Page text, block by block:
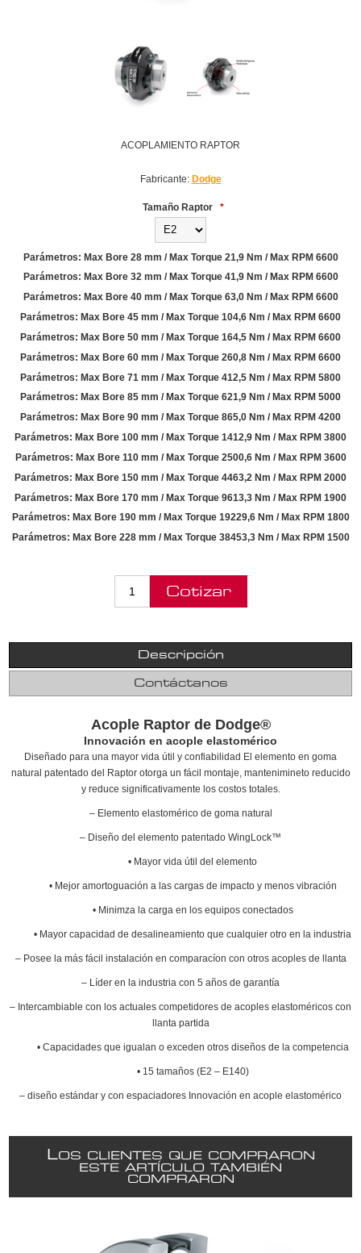
ACOPLAMIENTO RAPTOR
Fabricante: Dodge
Tamaño Raptor *
Parámetros: Max Bore 28 mm / Max Torque 21,9 Nm / Max RPM 6600
Parámetros: Max Bore 32 mm / Max Torque 41,9 Nm / Max RPM 6600
Parámetros: Max Bore 40 mm / Max Torque 63,0 Nm / Max RPM 6600
Parámetros: Max Bore 45 mm / Max Torque 104,6 Nm / Max RPM 6600
Parámetros: Max Bore 50 mm / Max Torque 164,5 Nm / Max RPM 6600
Parámetros: Max Bore 60 mm / Max Torque 260,8 Nm / Max RPM 6600
Parámetros: Max Bore 71 mm / Max Torque 412,5 Nm / Max RPM 5800
Parámetros: Max Bore 85 mm / Max Torque 621,9 Nm / Max RPM 5000
Parámetros: Max Bore 90 mm / Max Torque 865,0 Nm / Max RPM 4200
Parámetros: Max Bore 100 mm / Max Torque 1412,9 Nm / Max RPM 3800
Parámetros: Max Bore 110 mm / Max Torque 2500,6 Nm / Max RPM 3600
Parámetros: Max Bore 150 mm / Max Torque 4463,2 Nm / Max RPM 2000
Parámetros: Max Bore 170 mm / Max Torque 9613,3 Nm / Max RPM 1900
Parámetros: Max Bore 190 mm / Max Torque 19229,6 Nm / Max RPM 1800
Parámetros: Max Bore 228 mm / Max Torque 38453,3 Nm / Max RPM 1500
Descripción
Contáctanos
Acople Raptor de Dodge®
Innovación en acople elastomérico
Diseñado para una mayor vida útil y confiabilidad El elemento en goma
natural patentado del Raptor otorga un fácil montaje, mantenimineto reducido
y reduce significativamente los costos totales.
‒ Elemento elastomérico de goma natural
‒ Diseño del elemento patentado WingLock™
• Mayor vida útil del elemento
• Mejor amortoguación a las cargas de impacto y menos vibración
• Minimza la carga en los equipos conectados
• Mayor capacidad de desalineamiento que cualquier otro en la industria
‒ Posee la más fácil instalación en comparacíon con otros acoples de llanta
‒ Líder en la industria con 5 años de garantía
‒ Intercambiable con los actuales competidores de acoples elastoméricos con
llanta partida
• Capacidades que igualan o exceden otros diseños de la competencia
• 15 tamaños (E2 – E140)
– diseño estándar y con espaciadores Innovación en acople elastomérico
LOS CLIENTES QUE COMPRARON
ESTE ARTÍCULO TAMBIÉN
COMPRARON